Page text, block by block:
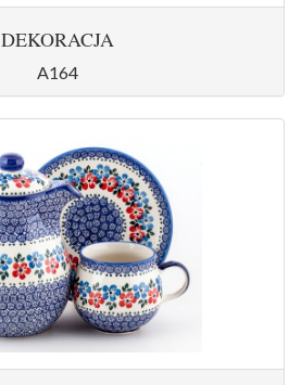
DEKORACJA
A164